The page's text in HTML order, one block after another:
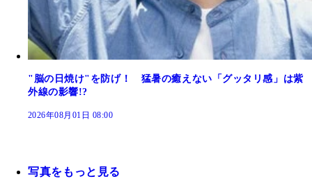
"脳の日焼け"を防げ！ 猛暑の癒えない「グッタリ感」は紫
外線の影響!?
2026年08月01日 08:00
写真をもっと見る